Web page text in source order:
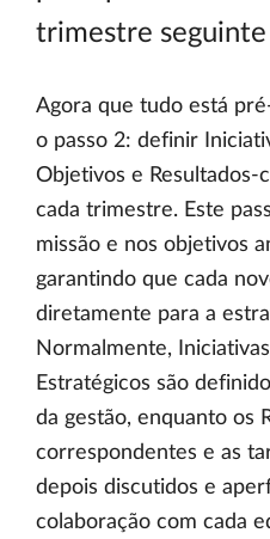
trimestre seguinte
Agora que tudo está
o passo 2: definir
Objetivos e Resultados-
cada trimestre. Este
missão e nos objetivos
garantindo que cada
diretamente para a
Normalmente,
Estratégicos são
da gestão, enquanto os
correspondentes e as
depois discutidos e
colaboração com cada